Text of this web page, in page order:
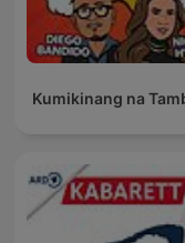
Kumikinang na